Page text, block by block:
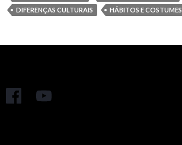
DIFERENÇAS CULTURAIS
HÁBITOS E COSTUMES